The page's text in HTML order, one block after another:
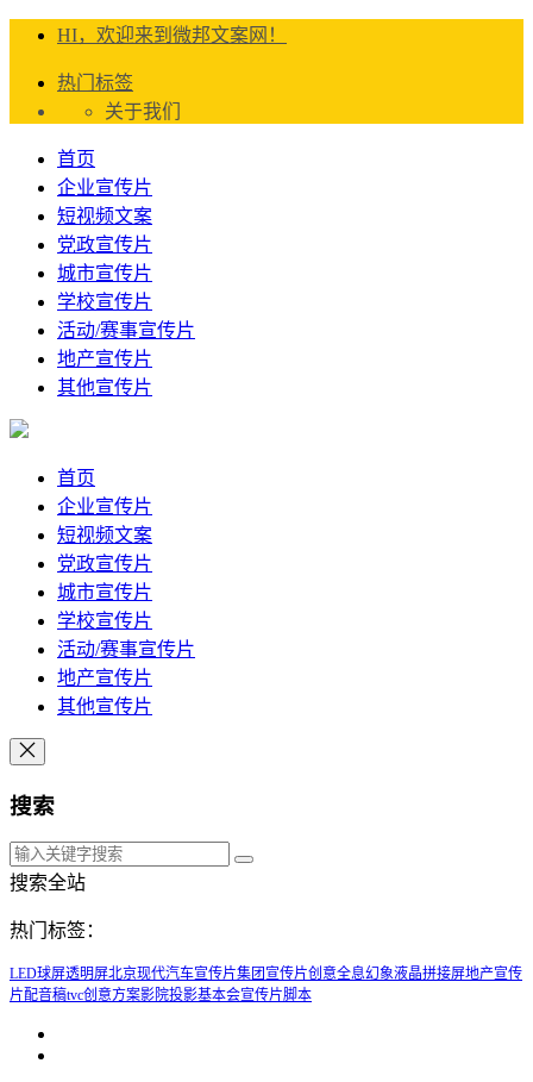
HI，欢迎来到微邦文案网！
热门标签
关于我们
首页
企业宣传片
短视频文案
党政宣传片
城市宣传片
学校宣传片
活动/赛事宣传片
地产宣传片
其他宣传片
首页
企业宣传片
短视频文案
党政宣传片
城市宣传片
学校宣传片
活动/赛事宣传片
地产宣传片
其他宣传片
搜索
搜索全站
热门标签：
LED球屏透明屏北京现代汽车宣传片集团宣传片创意全息幻象液晶拼接屏地产宣传
片配音稿tvc创意方案影院投影基本会宣传片脚本